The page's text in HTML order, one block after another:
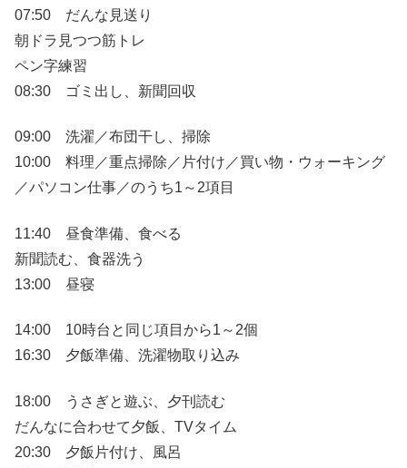
07:50 だんな見送り
朝ドラ見つつ筋トレ
ペン字練習
08:30 ゴミ出し、新聞回収
09:00 洗濯／布団干し、掃除
10:00 料理／重点掃除／片付け／買い物・ウォーキング
／パソコン仕事／のうち1～2項目
11:40 昼食準備、食べる
新聞読む、食器洗う
13:00 昼寝
14:00 10時台と同じ項目から1～2個
16:30 夕飯準備、洗濯物取り込み
18:00 うさぎと遊ぶ、夕刊読む
だんなに合わせて夕飯、TVタイム
20:30 夕飯片付け、風呂